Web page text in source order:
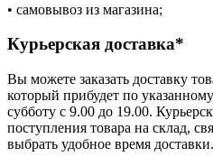
• самовывоз из магазина;
Курьерская доставка*
Вы можете заказать доставку
который прибудет по
субботу с 9.00 до 19.00.
поступления товара на склад,
выбрать удобное время